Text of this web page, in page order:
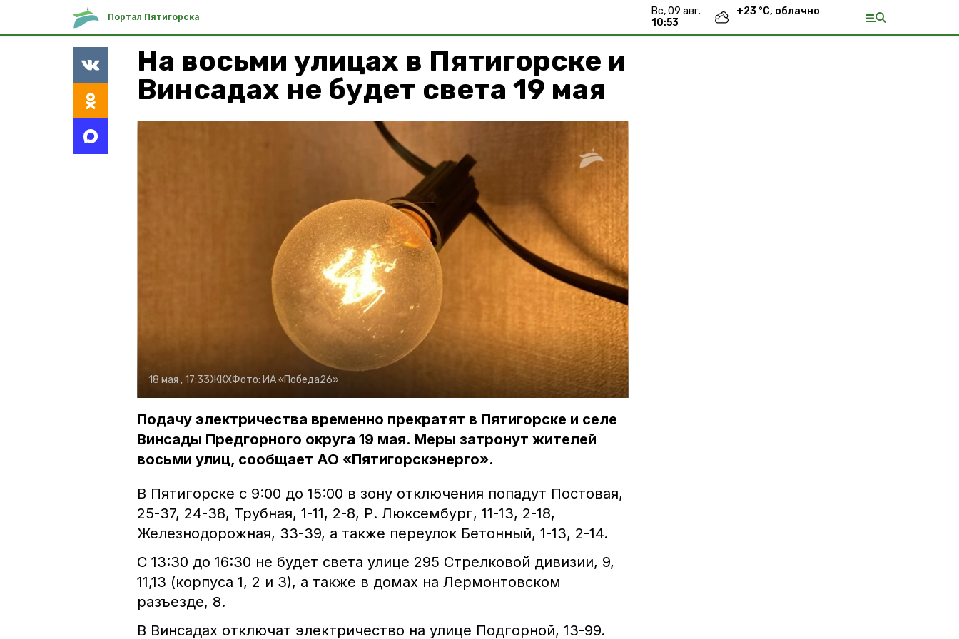
Портал Пятигорска
вс, 09 авг.
10:53
+23 °С, облачно
На восьми улицах в Пятигорске и
Винсадах не будет света 19 мая
18 мая , 17:33ЖКХФото: ИА «Победа26»
Подачу электричества временно прекратят в Пятигорске и селе
Винсады Предгорного округа 19 мая. Меры затронут жителей
восьми улиц, сообщает АО «Пятигорскэнерго».
В Пятигорске с 9:00 до 15:00 в зону отключения попадут Постовая,
25-37, 24-38, Трубная, 1-11, 2-8, Р. Люксембург, 11-13, 2-18,
Железнодорожная, 33-39, а также переулок Бетонный, 1-13, 2-14.
С 13:30 до 16:30 не будет света улице 295 Стрелковой дивизии, 9,
11,13 (корпуса 1, 2 и 3), а также в домах на Лермонтовском
разъезде, 8.
В Винсадах отключат электричество на улице Подгорной, 13-99.